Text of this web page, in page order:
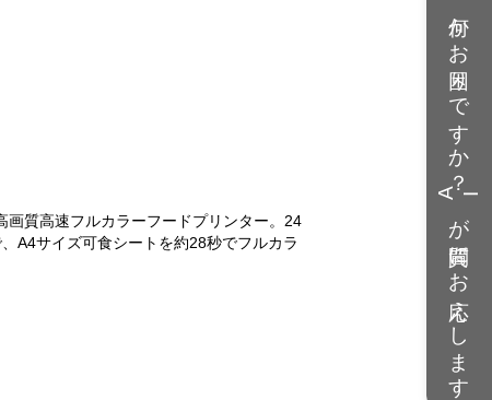
画質高速フルカラーフードプリンター。24
A4サイズ可食シートを約28秒でフルカラ
何かお困りですか？
AI
が質問にお応えします